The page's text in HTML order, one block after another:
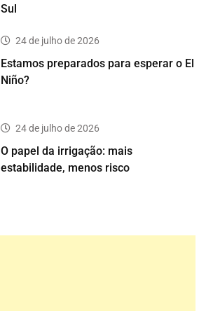
Sul
24 de julho de 2026
Estamos preparados para esperar o El
Niño?
24 de julho de 2026
O papel da irrigação: mais
estabilidade, menos risco